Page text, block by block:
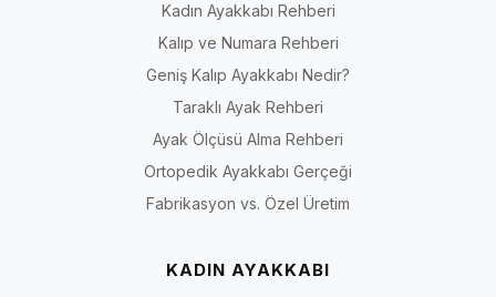
Kadın Ayakkabı Rehberi
Kalıp ve Numara Rehberi
Geniş Kalıp Ayakkabı Nedir?
Taraklı Ayak Rehberi
Ayak Ölçüsü Alma Rehberi
Ortopedik Ayakkabı Gerçeği
Fabrikasyon vs. Özel Üretim
KADIN AYAKKABI